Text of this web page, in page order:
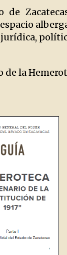
la